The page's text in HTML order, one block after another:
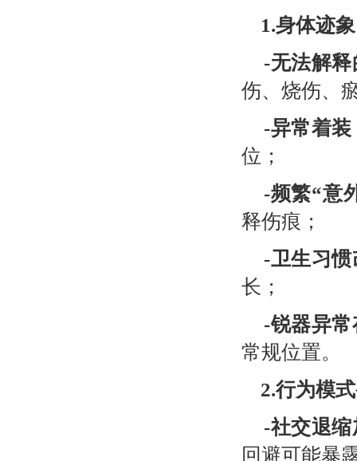
1.身体迹
-无法解
伤、烧伤、
-异常着装
位；
-频繁“意
释伤痕；
-卫生习
长；
-锐器异常
常规位置。
2.行为模
-社交退
回避可能暴